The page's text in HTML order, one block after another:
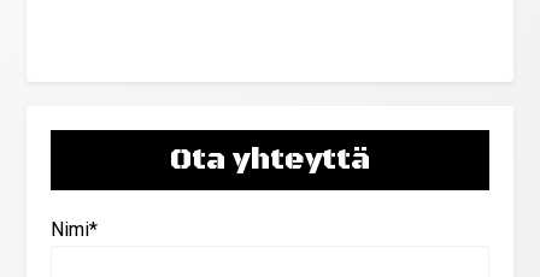
Ota yhteyttä
Nimi*